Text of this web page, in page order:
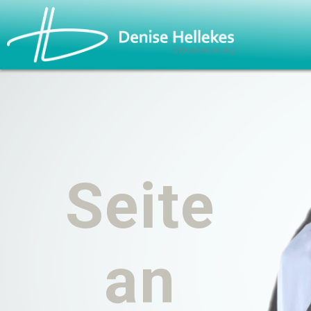
Seite
an